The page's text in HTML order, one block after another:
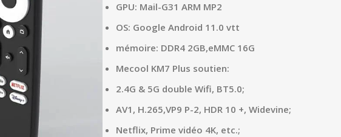
GPU: Mail-G31 ARM MP2
OS: Google Android 11.0 vtt
mémoire: DDR4 2GB,eMMC 16G
Mecool KM7 Plus soutien:
2.4G & 5G double Wifi, BT5.0;
AV1, H.265,VP9 P-2, HDR 10 +, Widevine;
Netflix, Prime vidéo 4K, etc.;